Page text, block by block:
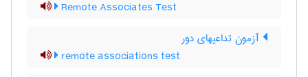
Remote Associates Test
آزمون تداعیهای دور
remote associations test